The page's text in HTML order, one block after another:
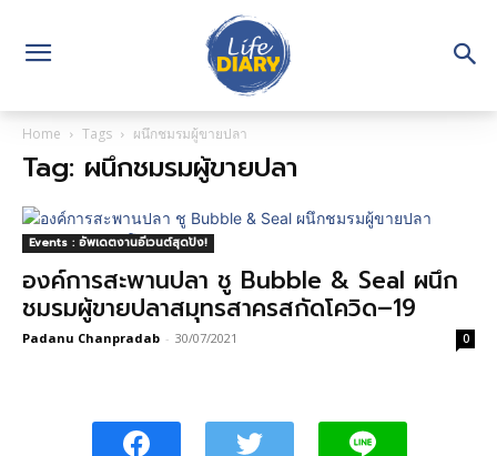
Home Tags ผนึกชมรมผู้ขายปลา
Tag: ผนึกชมรมผู้ขายปลา
Events : อัพเดตงานอีเวนต์สุดปัง!
องค์การสะพานปลา ชู Bubble & Seal ผนึก
ชมรมผู้ขายปลาสมุทรสาครสกัดโควิด–19
Padanu Chanpradab - 30/07/2021 0